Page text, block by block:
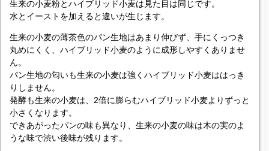
生来の小麦粉とハイブリッド小麦は見た目は同じです。
水とイーストを加えると違いが生じます。
生来の小麦の薄茶色のパン生地はあまり伸びず、手にくっつき
丸めにくく、ハイブリッド小麦のように成形しやすくありませ
ん。
パン生地の匂いも生来の小麦は強くハイブリッド小麦ははっき
りしません。
発酵も生来の小麦は、2倍に膨らむハイブリッド小麦よりずっと
小さくなります。
できあがったパンの味も異なり、生来の小麦の味は木の実のよ
うな味で渋い後味が残ります。